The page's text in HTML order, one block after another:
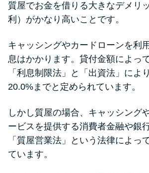
質屋でお金を借りる大きなデメリ
利）がかなり高いことです。
キャッシングやカードローンを利
息はかかります。貸付金額によっ
「利息制限法」と「出資法」によ
20.0%までと定められています。
しかし質屋の場合、キャッシング
ービスを提供する消費者金融や銀
「質屋営業法」という法律によっ
ています。